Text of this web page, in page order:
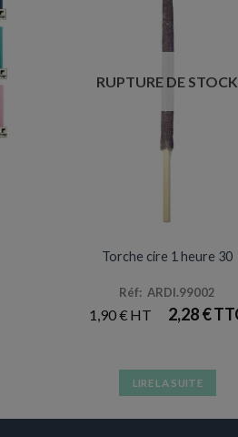
RUPTURE DE STOCK
Torche cire 1 heure 30
Réf: ARDI.99002
1,90€ 2,28€
LIRE LA SUITE